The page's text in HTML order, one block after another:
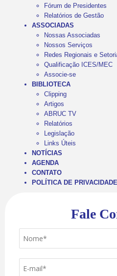
Fórum de Presidentes
Relatórios de Gestão
ASSOCIADAS
Nossas Associadas
Nossos Serviços
Redes Regionais e
Qualificação ICES/MEC
Associe-se
BIBLIOTECA
Clipping
Artigos
ABRUC TV
Relatórios
Legislação
Links Úteis
NOTÍCIAS
AGENDA
CONTATO
POLÍTICA DE PRIVACIDADE
Fale